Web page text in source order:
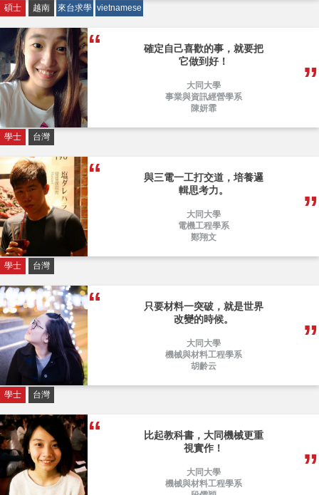
碩士 越南 來台求學 vietnamese
確定自己喜歡的事，就要把
它做到好！
大同大學
事業與資訊經營學系
陳妍霏
學士 台灣
與三電一工打交道，培養邏
輯思考力。
大同大學
電機工程學系
鄭翔文
學士 台灣
只要材料一突破，就是世界
改變的時候。
大同大學
機械與材料工程學系
胡齡云
學士 台灣
比起教科書，大同機械更重
視實作！
大同大學
機械與材料工程學系